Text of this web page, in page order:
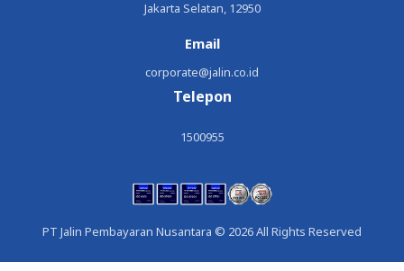
Jakarta Selatan, 12950
Email
corporate@jalin.co.id
Telepon
1500955
PT Jalin Pembayaran Nusantara © 2026 All Rights Reserved